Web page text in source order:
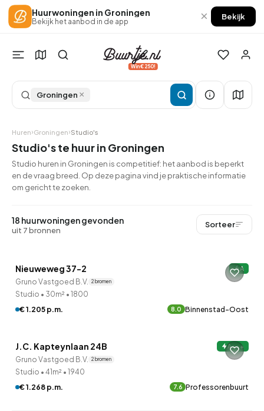
Huurwoningen in Groningen
Bekijk het aanbod in de app × Bekijk
Win €250!
Groningen ×
Huren Groningen Studio's
Studio's te huur in Groningen
Studio huren in Groningen is competitief: het aanbod is beperkt
en de vraag breed. Op deze pagina vind je praktische informatie
om gericht te zoeken.
18 huurwoningen gevonden
uit 7 bronnen
Sorteer
Nieuweweg 37-2 A
Gruno Vastgoed B.V. 2 bronnen
Studio • 30m² • 1800
€ 1.205 p.m.
8.0 Binnenstad-Oost
QUICKLANE™
J.C. Kapteynlaan 24B A+++
Gruno Vastgoed B.V. 2 bronnen
Studio • 41m² • 1940
€ 1.268 p.m.
7.6 Professorenbuurt